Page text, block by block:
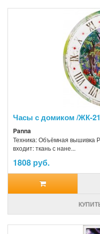
Часы с домиком /ЖК-
Panna
Техника: Объёмная вышивка
входит: ткань с нане...
1808 руб.